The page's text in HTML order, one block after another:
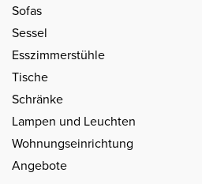
Sofas
Sessel
Esszimmerstühle
Tische
Schränke
Lampen und Leuchten
Wohnungseinrichtung
Angebote